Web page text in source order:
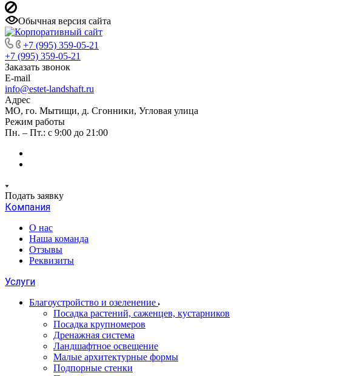
Обычная версия сайта
+7 (995) 359-05-21
+7 (995) 359-05-21
Заказать звонок
E-mail
info@estet-landshaft.ru
Адрес
МО, го. Мытищи, д. Сгонники, Угловая улица
Режим работы
Пн. – Пт.: с 9:00 до 21:00
Подать заявку
Компания
О нас
Наша команда
Отзывы
Реквизиты
Услуги
Благоустройство и озеленение
Посадка растений, саженцев, кустарников
Посадка крупномеров
Дренажная система
Ландшафтное освещение
Малые архитектурные формы
Подпорные стенки